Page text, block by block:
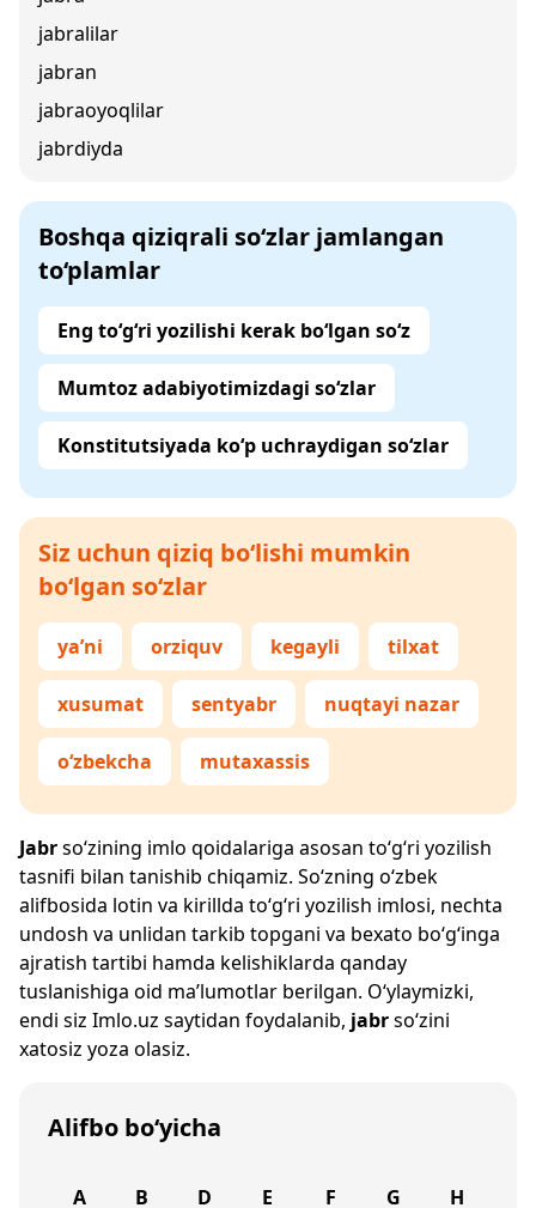
jabralilar
jabran
jabraoyoqlilar
jabrdiyda
Boshqa qiziqrali so‘zlar jamlangan
to‘plamlar
Eng to‘g‘ri yozilishi kerak bo‘lgan so‘z
Mumtoz adabiyotimizdagi so‘zlar
Konstitutsiyada ko‘p uchraydigan so‘zlar
Siz uchun qiziq bo‘lishi mumkin
bo‘lgan so‘zlar
ya’ni orziquv kegayli tilxat
xusumat sentyabr nuqtayi nazar
o‘zbekcha mutaxassis
Jabrso‘zining imlo qoidalariga asosan to‘g‘ri yozilish
tasnifi bilan tanishib chiqamiz. So‘zning o‘zbek
alifbosida lotin va kirillda to‘g‘ri yozilish imlosi, nechta
undosh va unlidan tarkib topgani va bexato bo‘g‘inga
ajratish tartibi hamda kelishiklarda qanday
tuslanishiga oid ma’lumotlar berilgan. O‘ylaymizki,
endi siz Imlo.uz saytidan foydalanib, jabrso‘zini
xatosiz yoza olasiz.
Alifbo bo‘yicha
A B D E F G H